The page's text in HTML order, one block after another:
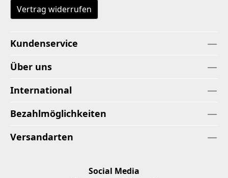
Vertrag widerrufen
Kundenservice
Über uns
International
Bezahlmöglichkeiten
Versandarten
Social Media